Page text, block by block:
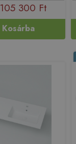
105 300 Ft
Kosárba